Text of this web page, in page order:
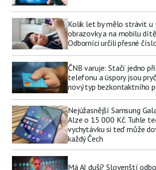
Kolik let by mělo strávit
obrazovky a na mobilu
Odborníci určili přesné
ČNB varuje: Stačí jedno
telefonu a úspory jsou
nový typ bezkontaktního
Nejúžasnější Samsung
Alze o 15 000 Kč. Tuhle
vychytávku si teď může
každý Čech
Má AI duši? Slovenští